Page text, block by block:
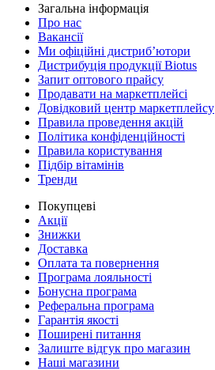
Загальна інформація
Про нас
Вакансії
Ми офіційні дистриб’ютори
Дистрибуція продукції Biotus
Запит оптового прайсу
Продавати на маркетплейсі
Довідковий центр маркетплейсу
Правила проведення акцій
Політика конфіденційності
Правила користування
Підбір вітамінів
Тренди
Покупцеві
Акції
Знижки
Доставка
Оплата та повернення
Програма лояльності
Бонусна програма
Реферальна програма
Гарантія якості
Поширені питання
Залиште відгук про магазин
Наші магазини